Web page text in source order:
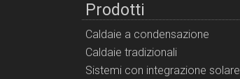
Prodotti
Caldaie a condensazione
Caldaie tradizionali
Sistemi con integrazione solare